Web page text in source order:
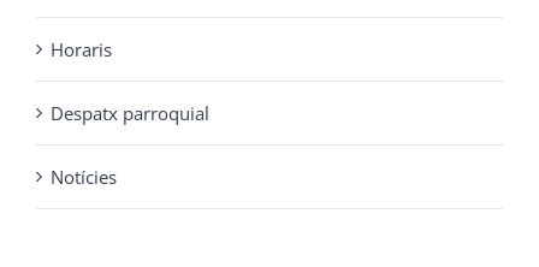
Horaris
Despatx parroquial
Notícies